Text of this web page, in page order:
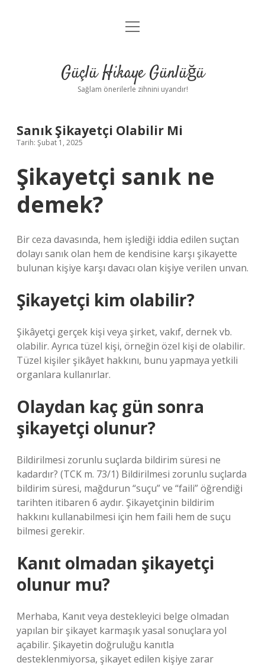
Anasayfa
Yasal Uyarı
menüyü
Güçlü Hikaye Günlüğü
Sağlam önerilerle zihnini uyandır!
Sanık Şikayetçi Olabilir Mi
Tarih: Şubat 1, 2025
Şikayetçi sanık ne
demek?
Bir ceza davasında, hem işlediği iddia edilen suçtan
dolayı sanık olan hem de kendisine karşı şikayette
bulunan kişiye karşı davacı olan kişiye verilen unvan.
Şikayetçi kim olabilir?
Şikâyetçi gerçek kişi veya şirket, vakıf, dernek vb.
olabilir. Ayrıca tüzel kişi, örneğin özel kişi de olabilir.
Tüzel kişiler şikâyet hakkını, bunu yapmaya yetkili
organlara kullanırlar.
Olaydan kaç gün sonra
şikayetçi olunur?
Bildirilmesi zorunlu suçlarda bildirim süresi ne
kadardır? (TCK m. 73/1) Bildirilmesi zorunlu suçlarda
bildirim süresi, mağdurun “suçu” ve “faili” öğrendiği
tarihten itibaren 6 aydır. Şikayetçinin bildirim
hakkını kullanabilmesi için hem faili hem de suçu
bilmesi gerekir.
Kanıt olmadan şikayetçi
olunur mu?
Merhaba, Kanıt veya destekleyici belge olmadan
yapılan bir şikayet karmaşık yasal sonuçlara yol
açabilir. Şikayetin doğruluğu kanıtla
desteklenmiyorsa, şikayet edilen kişiye zarar